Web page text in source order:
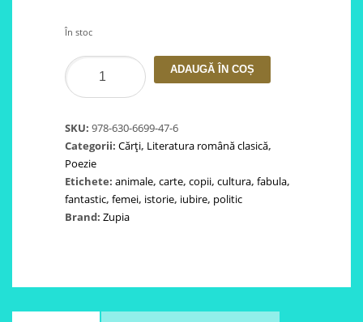
În stoc
Cantitate
Fabule
Donici
ADAUGĂ ÎN COȘ
SKU: 978-630-6699-47-6
Categorii: Cărți, Literatura română clasică,
Poezie
Etichete: animale, carte, copii, cultura, fabula,
fantastic, femei, istorie, iubire, politic
Brand: Zupia